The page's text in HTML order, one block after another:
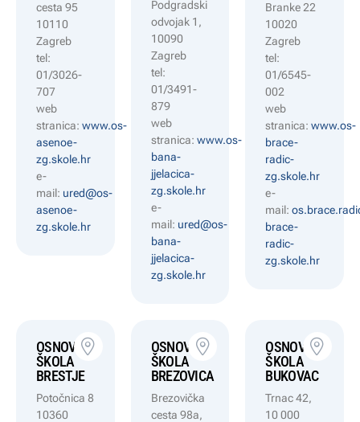
cesta 95
10110
Zagreb
tel:
01/3026-
707
web
stranica: www.os-
asenoe-
zg.skole.hr
e-
mail: ured@os-
asenoe-
zg.skole.hr
Podgradski
odvojak 1,
10090
Zagreb
tel:
01/3491-
879
web
stranica: www.os-
bana-
jjelacica-
zg.skole.hr
e-
mail: ured@os-
bana-
jjelacica-
zg.skole.hr
Branke 22
10020
Zagreb
tel:
01/6545-
002
web
stranica:www.os-
brace-
radic-
zg.skole.hr
e-
mail:
brace-
radic-
zg.skole.hr
OSNOVNA
ŠKOLA
BRESTJE
Potočnica 8
10360
OSNOVNA
ŠKOLA
BREZOVICA
Brezovička
cesta 98a,
OSNOVNA
ŠKOLA
BUKOVAC
Trnac 42,
10 000